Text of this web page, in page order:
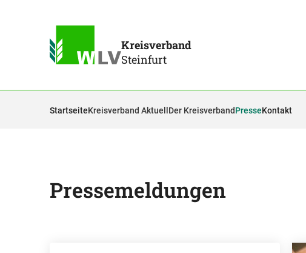
Kreisverband
Steinfurt
StartseiteKreisverband Aktuell Der KreisverbandPresseKontakt
Pressemeldungen